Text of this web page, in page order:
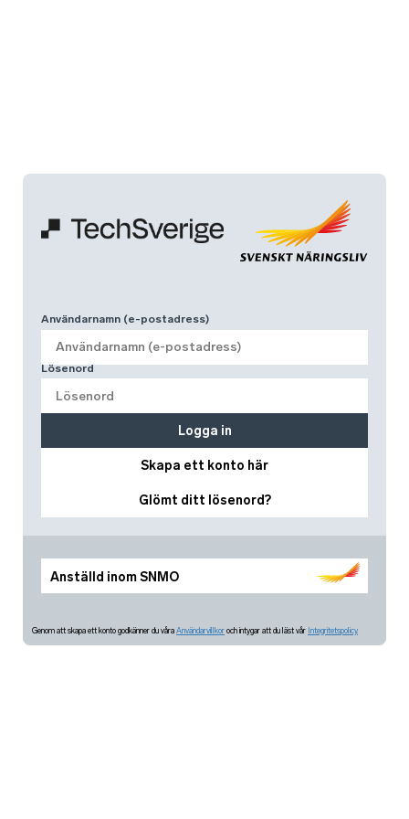
Anställd inom SNMO
Användarnamn (e-postadress)
Lösenord
Skapa ett konto här
Glömt ditt lösenord?
Logga in
Genom att skapa ett konto godkänner du våra Användarvillkor och intygar att du läst vår Integritetspolicy.